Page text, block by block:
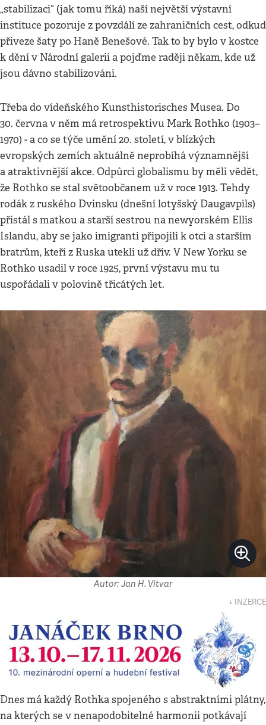
„stabilizaci“ (jak tomu říká) naší největší výstavní
instituce pozoruje z povzdálí ze zahraničních cest, odkud
přiveze šaty po Haně Benešové. Tak to by bylo v kostce
k dění v Národní galerii a pojďme raději někam, kde už
jsou dávno stabilizováni.
Třeba do vídeňského Kunsthistorisches Musea. Do
30. června v něm má retrospektivu Mark Rothko (1903–
1970) - a co se týče umění 20. století, v blízkých
evropských zemích aktuálně neprobíhá významnější
a atraktivnější akce. Odpůrci globalismu by měli vědět,
že Rothko se stal světoobčanem už v roce 1913. Tehdy
rodák z ruského Dvinsku (dnešní lotyšský Daugavpils)
přistál s matkou a starší sestrou na newyorském Ellis
Islandu, aby se jako imigranti připojili k otci a starším
bratrům, kteří z Ruska utekli už dřív. V New Yorku se
Rothko usadil v roce 1925, první výstavu mu tu
uspořádali v polovině třicátých let.
Autor: Jan H. Vitvar
↓ INZERCE
Dnes má každý Rothka spojeného s abstraktními plátny,
na kterých se v nenapodobitelné harmonii potkávají